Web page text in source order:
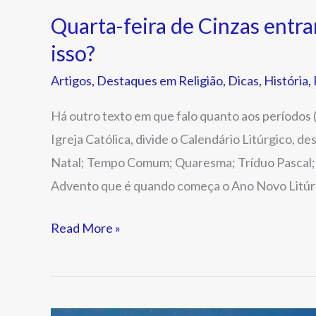
Quarta-feira de Cinzas
isso?
Artigos, Destaques em Religião, Dicas, História,
Há outro texto em que falo quanto aos
Igreja Católica, divide o Calendário Litúrgico,
Natal; Tempo Comum; Quaresma; Tríduo
Advento que é quando começa o Ano Novo
Read More »